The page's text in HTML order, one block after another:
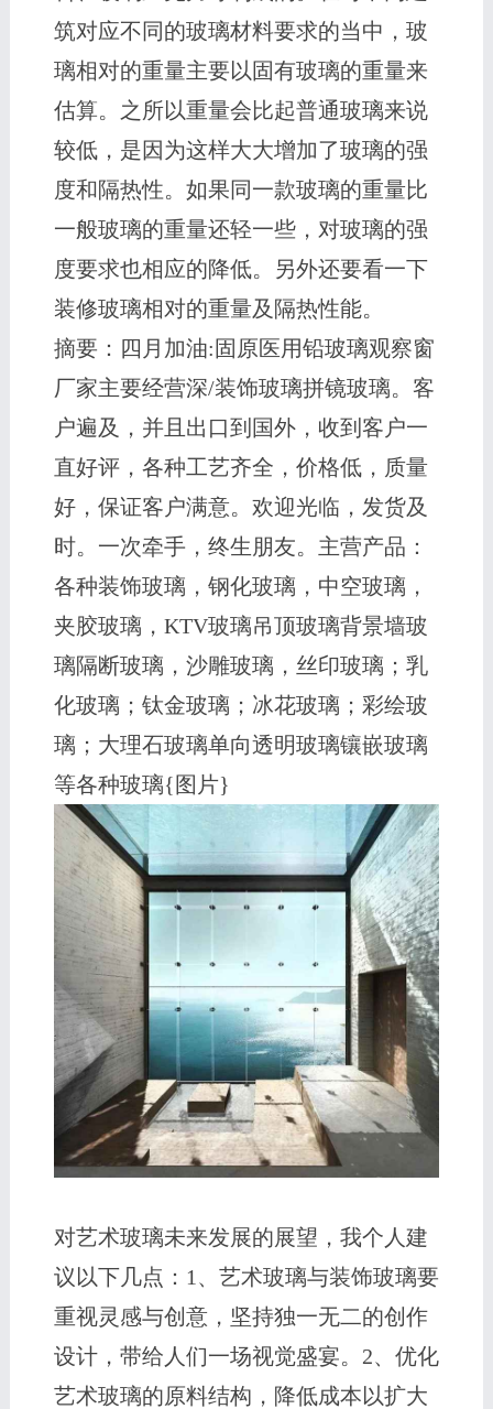
筑对应不同的玻璃材料要求的当中，玻
璃相对的重量主要以固有玻璃的重量来
估算。之所以重量会比起普通玻璃来说
较低，是因为这样大大增加了玻璃的强
度和隔热性。如果同一款玻璃的重量比
一般玻璃的重量还轻一些，对玻璃的强
度要求也相应的降低。另外还要看一下
装修玻璃相对的重量及隔热性能。
摘要：四月加油:固原医用铅玻璃观察窗
厂家主要经营深/装饰玻璃拼镜玻璃。客
户遍及，并且出口到国外，收到客户一
直好评，各种工艺齐全，价格低，质量
好，保证客户满意。欢迎光临，发货及
时。一次牵手，终生朋友。主营产品：
各种装饰玻璃，钢化玻璃，中空玻璃，
夹胶玻璃，KTV玻璃吊顶玻璃背景墙玻
璃隔断玻璃，沙雕玻璃，丝印玻璃；乳
化玻璃；钛金玻璃；冰花玻璃；彩绘玻
璃；大理石玻璃单向透明玻璃镶嵌玻璃
等各种玻璃{图片}
对艺术玻璃未来发展的展望，我个人建
议以下几点：1、艺术玻璃与装饰玻璃要
重视灵感与创意，坚持独一无二的创作
设计，带给人们一场视觉盛宴。2、优化
艺术玻璃的原料结构，降低成本以扩大